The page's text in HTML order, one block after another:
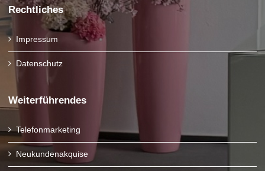
Rechtliches
Impressum
Datenschutz
Weiterführendes
Telefonmarketing
Neukundenakquise